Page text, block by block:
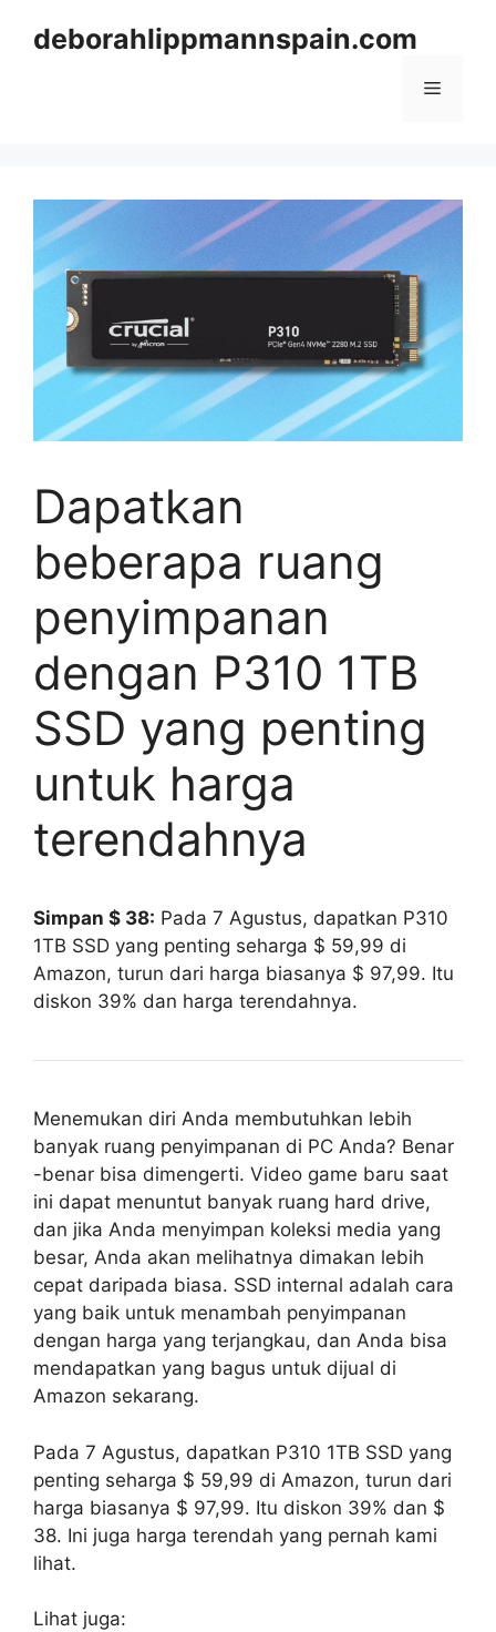
deborahlippmannspain.com
Menu
Dapatkan
beberapa ruang
penyimpanan
dengan P310 1TB
SSD yang penting
untuk harga
terendahnya
Simpan $ 38: Pada 7 Agustus, dapatkan P310
1TB SSD yang penting seharga $ 59,99 di
Amazon, turun dari harga biasanya $ 97,99. Itu
diskon 39% dan harga terendahnya.
Menemukan diri Anda membutuhkan lebih
banyak ruang penyimpanan di PC Anda? Benar
-benar bisa dimengerti. Video game baru saat
ini dapat menuntut banyak ruang hard drive,
dan jika Anda menyimpan koleksi media yang
besar, Anda akan melihatnya dimakan lebih
cepat daripada biasa. SSD internal adalah cara
yang baik untuk menambah penyimpanan
dengan harga yang terjangkau, dan Anda bisa
mendapatkan yang bagus untuk dijual di
Amazon sekarang.
Pada 7 Agustus, dapatkan P310 1TB SSD yang
penting seharga $ 59,99 di Amazon, turun dari
harga biasanya $ 97,99. Itu diskon 39% dan $
38. Ini juga harga terendah yang pernah kami
lihat.
Lihat juga: